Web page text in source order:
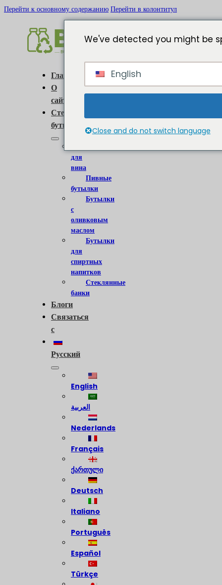
Перейти к основному содержанию Перейти в колонтитул
Главная
О
сайте
Стеклянные
бутылки
для
вина
Пивные
бутылки
Бутылки
с
оливковым
маслом
Бутылки
для
спиртных
напитков
Стеклянные
банки
Блоги
Связаться
с
Русский
English
العربية
Nederlands
Français
ქართული
Deutsch
Italiano
Português
Español
Türkçe
We've detected you might be
English
Close and do not switch language